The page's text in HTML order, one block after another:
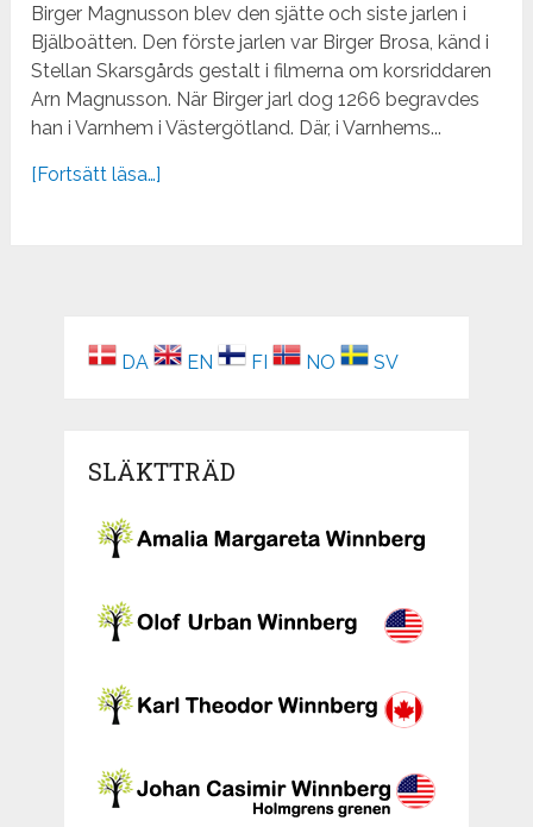
Birger Magnusson blev den sjätte och siste jarlen i
Bjälboätten. Den förste jarlen var Birger Brosa, känd i
Stellan Skarsgårds gestalt i filmerna om korsriddaren
Arn Magnusson. När Birger jarl dog 1266 begravdes
han i Varnhem i Västergötland. Där, i Varnhems...
[Fortsätt läsa…]
DA EN FI NO SV
SLÄKTTRÄD